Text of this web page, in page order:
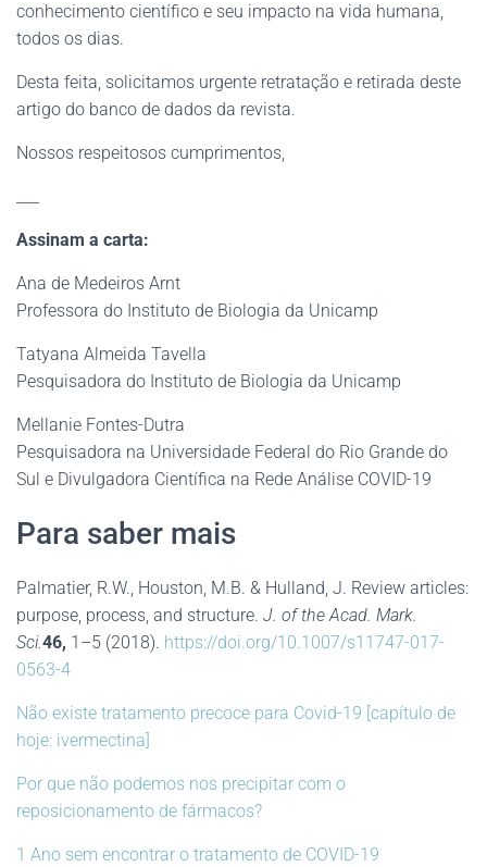
conhecimento científico e seu impacto na vida humana,
todos os dias.
Desta feita, solicitamos urgente retratação e retirada deste
artigo do banco de dados da revista.
Nossos respeitosos cumprimentos,
Assinam a carta:
Ana de Medeiros Arnt
Professora do Instituto de Biologia da Unicamp
Tatyana Almeida Tavella
Pesquisadora do Instituto de Biologia da Unicamp
Mellanie Fontes-Dutra
Pesquisadora na Universidade Federal do Rio Grande do
Sul e Divulgadora Científica na Rede Análise COVID-19
Para saber mais
Palmatier, R.W., Houston, M.B. & Hulland, J. Review articles:
purpose, process, and structure. J. of the Acad. Mark.
Sci.46, 1–5 (2018). https://doi.org/10.1007/s11747-017-
0563-4
Não existe tratamento precoce para Covid-19 [capítulo de
hoje: ivermectina]
Por que não podemos nos precipitar com o
reposicionamento de fármacos?
1 Ano sem encontrar o tratamento de COVID-19